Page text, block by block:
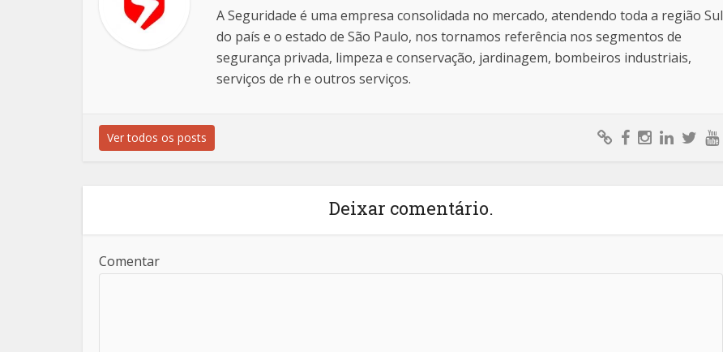
A Seguridade é uma empresa consolidada no mercado, atendendo toda a região Sul
do país e o estado de São Paulo, nos tornamos referência nos segmentos de
segurança privada, limpeza e conservação, jardinagem, bombeiros industriais,
serviços de rh e outros serviços.
Ver todos os posts
Deixar comentário.
Comentar